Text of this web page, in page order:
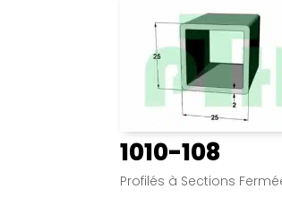
1010-108
Profilés à Sections